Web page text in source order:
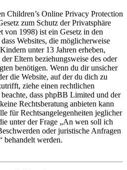
Children’s Online Privacy Protection
zum Schutz der Privatsphäre
von 1998) ist ein Gesetz in den
Websites, die möglicherweise
unter 13 Jahren erheben,
Eltern beziehungsweise des oder
benötigen. Wenn du dir unsicher
die Website, auf der du dich zu
ziehe einen rechtlichen
dass phpBB Limited und der
Rechtsberatung anbieten kann
für Rechtsangelegenheiten jeglicher
unter der Frage „An wen soll ich
oder juristische Anfragen
behandelt werden.